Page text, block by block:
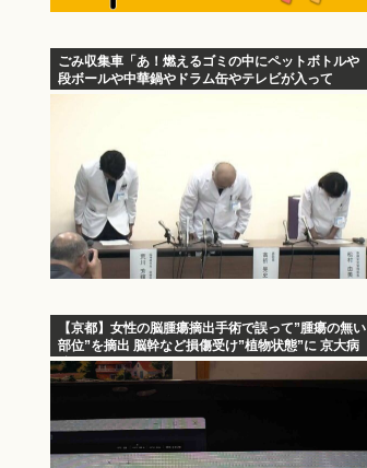
ごみ収集車「あ！燃えるゴミの中にペットボトルや
段ボールや中華鍋やドラム缶やテレビが入って
る！」
【京都】女性の脳腫瘍摘出手術で誤って”腫瘍の無い
部位”を摘出 脳幹など損傷受け”植物状態”に 京大病
院